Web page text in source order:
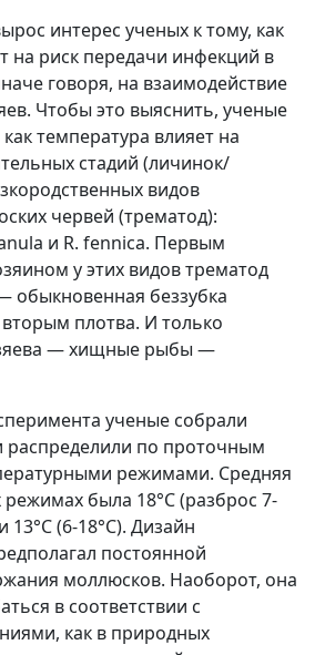
интерес ученых к тому, как
на риск передачи инфекций в
говоря, на взаимодействие
Чтобы это выяснить, ученые
температура влияет на
стадий (личинок/
видов
червей (трематод):
и R. fennica. Первым
у этих видов трематод
обыкновенная беззубка
плотва. И только
— хищные рыбы —
ученые собрали
распределили по проточным
режимами. Средняя
режимах была 18°С (разброс 7-
13°С (6-18°C). Дизайн
постоянной
моллюсков. Наоборот, она
в соответствии с
как в природных